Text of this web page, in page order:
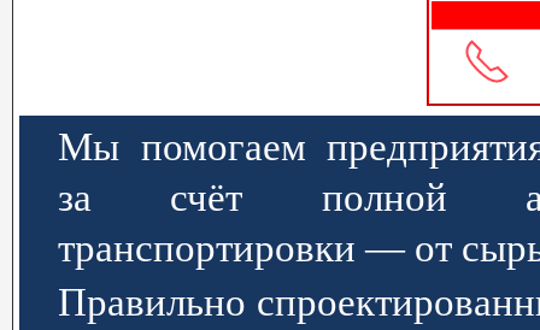
Мы помогаем
за счёт полной
транспортировки — от
Правильно